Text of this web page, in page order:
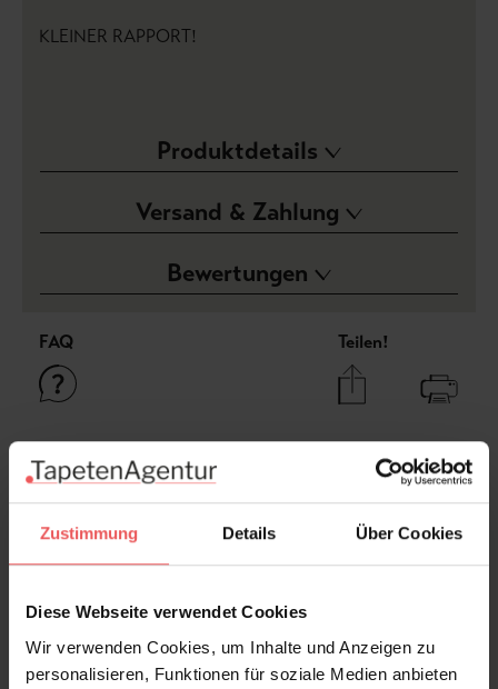
Zustimmung Details Über Cookies
Diese Webseite verwendet Cookies
Wir verwenden Cookies, um Inhalte und Anzeigen zu
personalisieren, Funktionen für soziale Medien anbieten
KLEINER RAPPORT!
Produktdetails
Versand & Zahlung
Bewertungen
FAQ Teilen!
Sie haben Fragen zum Produkt?
Frage stellen
+49 (0)221 932 81 82
Produktgalerie überspringen
Varianten